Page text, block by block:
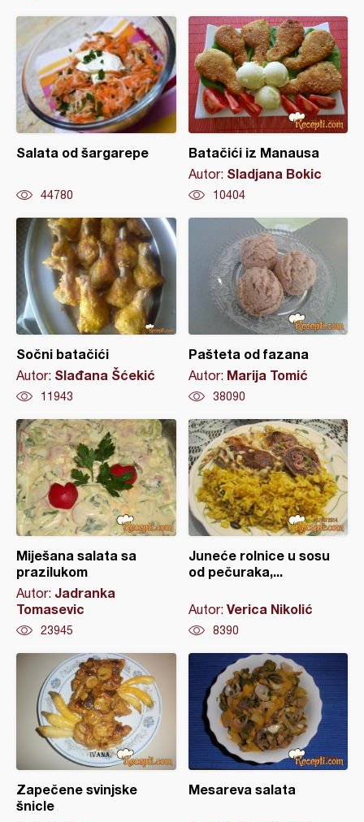
Salata od šargarepe
44780
Batačići iz Manausa
Autor: Sladjana Bokic
10404
Sočni batačići
Autor: Slađana Šćekić
11943
Pašteta od fazana
Autor: Marija Tomić
38090
Miješana salata sa
prazilukom
Autor: Jadranka
Tomasevic
23945
Juneće rolnice u sosu
od pečuraka,...
Autor: Verica Nikolić
8390
Zapečene svinjske
šnicle
Mesareva salata